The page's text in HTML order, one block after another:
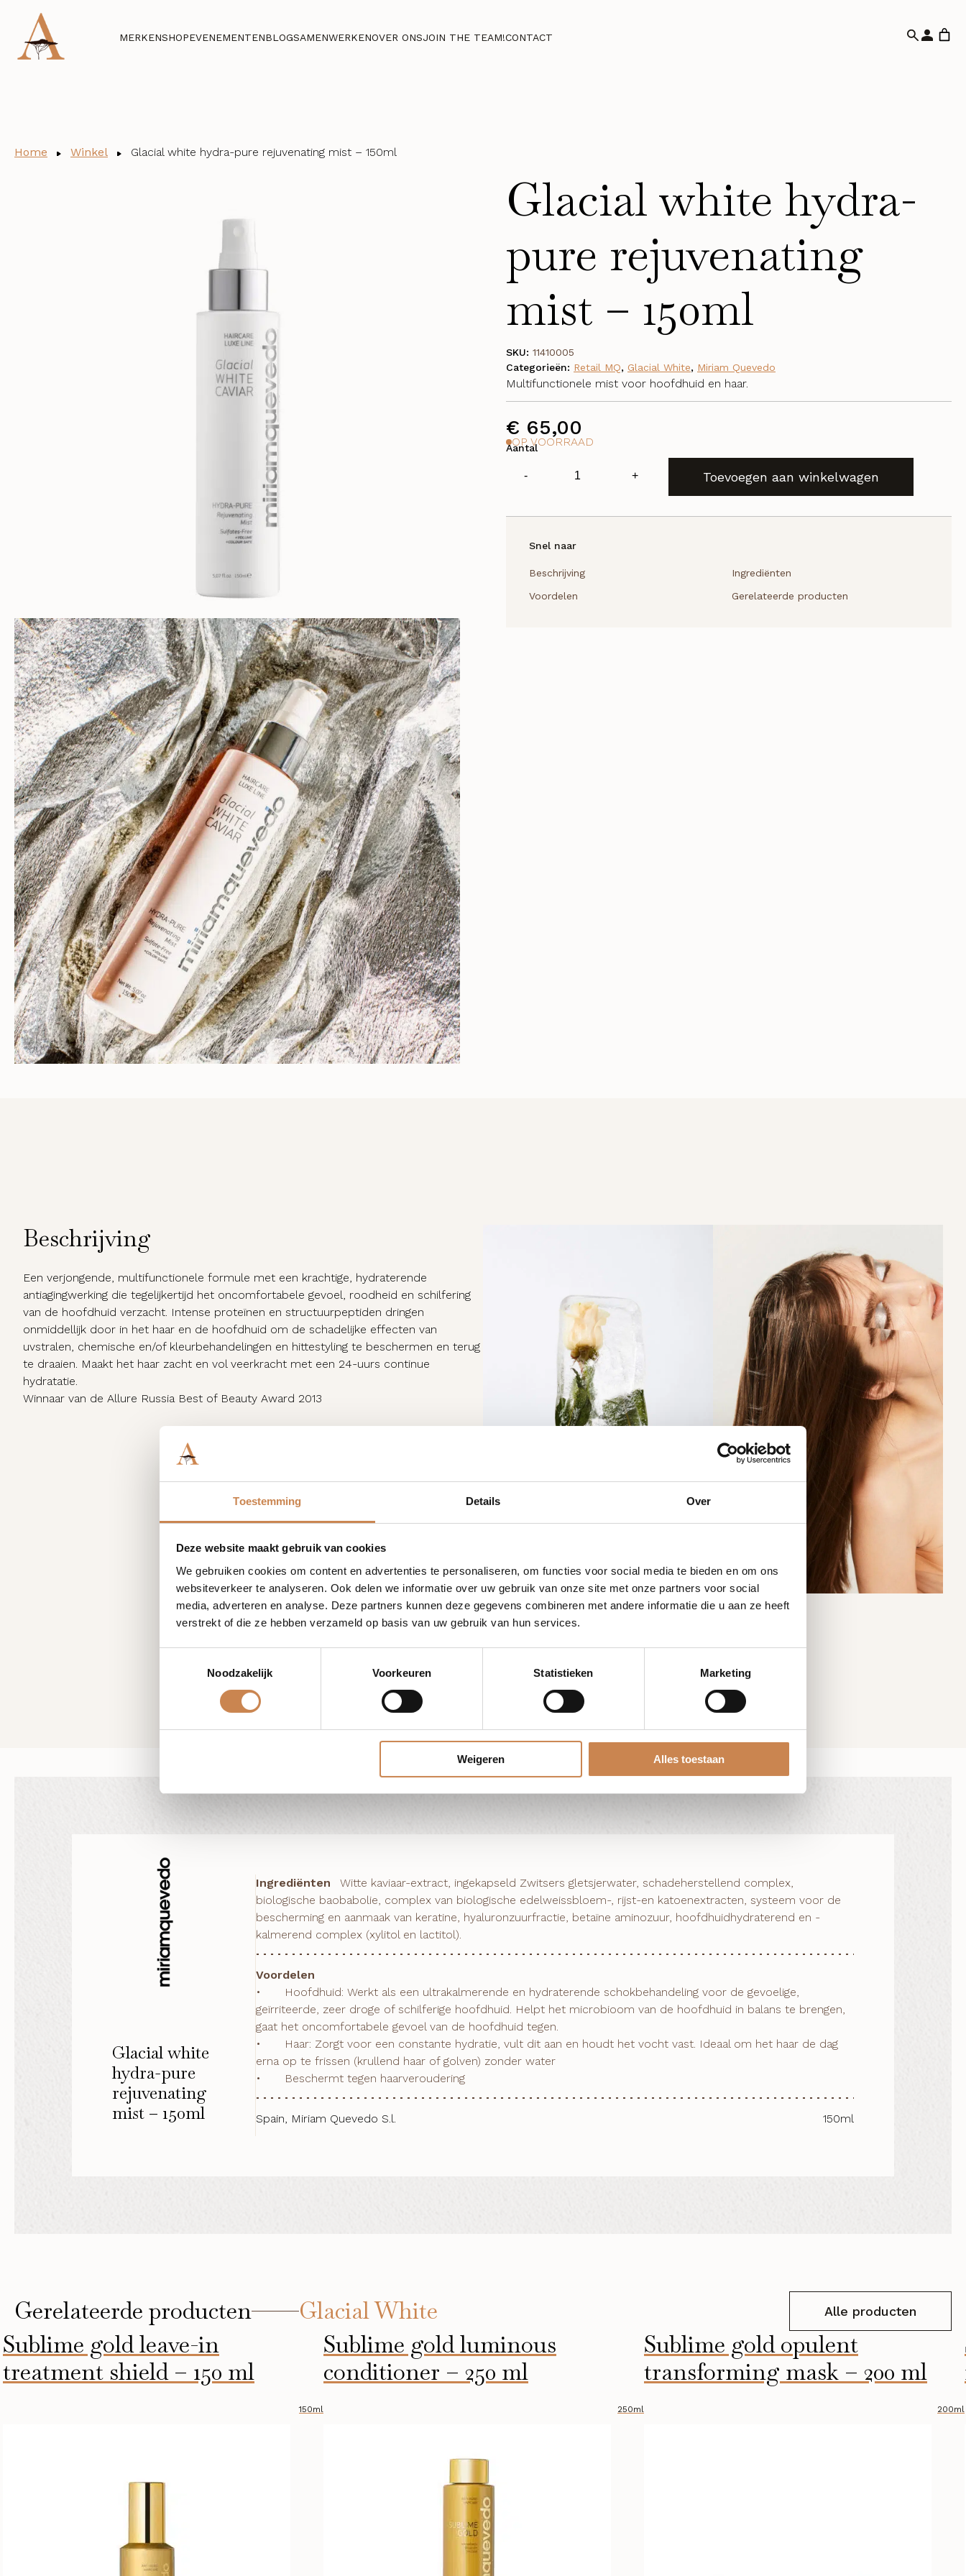
Toestemming Details Over
Deze website maakt gebruik van cookies
We gebruiken cookies om content en advertenties te personaliseren, om functies voor social media te bieden en om ons
websiteverkeer te analyseren. Ook delen we informatie over uw gebruik van onze site met onze partners voor social
media, adverteren en analyse. Deze partners kunnen deze gegevens combineren met andere informatie die u aan ze heeft
verstrekt of die ze hebben verzameld op basis van uw gebruik van hun services.
Noodzakelijk
Voorkeuren Statistieken Marketing
Weigeren Alles toestaan
MERKENSHOPEVENEMENTENBLOGSAMENWERKENOVER ONSJOIN THE TEAM!CONTACT
Home Winkel Glacial white hydra-pure rejuvenating mist – 150ml
Glacial white hydra-
pure rejuvenating
mist – 150ml
€ 65,00
Snel naar
Beschrijving
Ingrediënten
Voordelen
Gerelateerde producten
Multifunctionele mist voor hoofdhuid en haar.
OP VOORRAAD
Aantal
-
white
pure
mist
-
aantal
+ Toevoegen aan winkelwagen
SKU: 11410005
Categorieën: Retail MQ, Glacial White, Miriam Quevedo
Beschrijving
Een verjongende, multifunctionele formule met een krachtige, hydraterende
antiagingwerking die tegelijkertijd het oncomfortabele gevoel, roodheid en schilfering
van de hoofdhuid verzacht. Intense proteïnen en structuurpeptiden dringen
onmiddellijk door in het haar en de hoofdhuid om de schadelijke effecten van
uvstralen, chemische en/of kleurbehandelingen en hittestyling te beschermen en terug
te draaien. Maakt het haar zacht en vol veerkracht met een 24-uurs continue
hydratatie.
Winnaar van de Allure Russia Best of Beauty Award 2013
Gerelateerde producten Glacial White Alle producten
Sublime gold leave-in
treatment shield – 150 ml
150ml
Sublime gold luminous
conditioner – 250 ml
250ml
Sublime gold opulent
transforming mask – 200 ml
200ml
Glacial white
hydra-pure
rejuvenating
mist – 150ml
Ingrediënten
Witte kaviaar-extract, ingekapseld Zwitsers gletsjerwater, schadeherstellend complex,
biologische baobabolie, complex van biologische edelweissbloem-, rijst-en katoenextracten, systeem voor de
bescherming en aanmaak van keratine, hyaluronzuurfractie, betaïne aminozuur, hoofdhuidhydraterend en -
kalmerend complex (xylitol en lactitol).
Voordelen
•	Hoofdhuid: Werkt als een ultrakalmerende en hydraterende schokbehandeling voor de gevoelige,
geïrriteerde, zeer droge of schilferige hoofdhuid. Helpt het microbioom van de hoofdhuid in balans te brengen,
gaat het oncomfortabele gevoel van de hoofdhuid tegen.
•	Haar: Zorgt voor een constante hydratie, vult dit aan en houdt het vocht vast. Ideaal om het haar de dag
erna op te frissen (krullend haar of golven) zonder water
•	Beschermt tegen haarveroudering
Spain, Miriam Quevedo S.l. 150ml